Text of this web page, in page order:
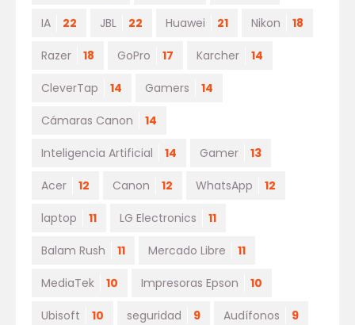
IA 22 JBL 22 Huawei 21 Nikon 18
Razer 18 GoPro 17 Karcher 14
CleverTap 14 Gamers 14
Cámaras Canon 14
Inteligencia Artificial 14 Gamer 13
Acer 12 Canon 12 WhatsApp 12
laptop 11 LG Electronics 11
Balam Rush 11 Mercado Libre 11
MediaTek 10 Impresoras Epson 10
Ubisoft 10 seguridad 9 Audífonos 9